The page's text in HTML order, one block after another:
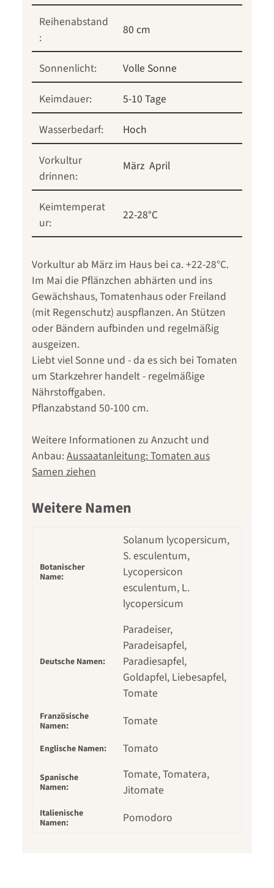
Reihenabstand
:
80 cm
Sonnenlicht:
Volle Sonne
Keimdauer:
5-10 Tage
Wasserbedarf:
Hoch
Vorkultur
drinnen:
März April
Keimtemperat
ur:
22-28°C
Vorkultur ab März im Haus bei ca. +22-28°C.
Im Mai die Pflänzchen abhärten und ins
Gewächshaus, Tomatenhaus oder Freiland
(mit Regenschutz) auspflanzen. An Stützen
oder Bändern aufbinden und regelmäßig
ausgeizen.
Liebt viel Sonne und - da es sich bei Tomaten
um Starkzehrer handelt - regelmäßige
Nährstoffgaben.
Pflanzabstand 50-100 cm.
Weitere Informationen zu Anzucht und
Anbau: Aussaatanleitung: Tomaten aus
Samen ziehen
Weitere Namen
Botanischer
Name:
Solanum lycopersicum,
S. esculentum,
Lycopersicon
esculentum, L.
lycopersicum
Deutsche Namen:
Paradeiser,
Paradeisapfel,
Paradiesapfel,
Goldapfel, Liebesapfel,
Tomate
Französische
Namen:
Tomate
Englische Namen: Tomato
Spanische
Namen:
Tomate, Tomatera,
Jitomate
Italienische
Namen:
Pomodoro